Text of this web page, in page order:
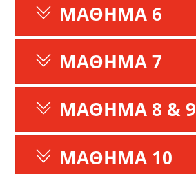
ΜΑΘΗΜΑ 6
ΜΑΘΗΜΑ 7
ΜΑΘΗΜΑ 8 & 9
ΜΑΘΗΜΑ 10